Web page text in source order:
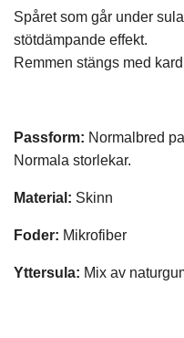
Spåret som går under
stötdämpande effekt.
Remmen stängs med
Passform: Normalbred
Normala storlekar.
Material: Skinn
Foder: Mikrofiber
Yttersula: Mix av